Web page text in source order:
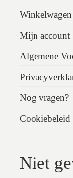
Winkelwagen
Mijn account
Algemene
Nog vragen?
Cookiebeleid
Niet